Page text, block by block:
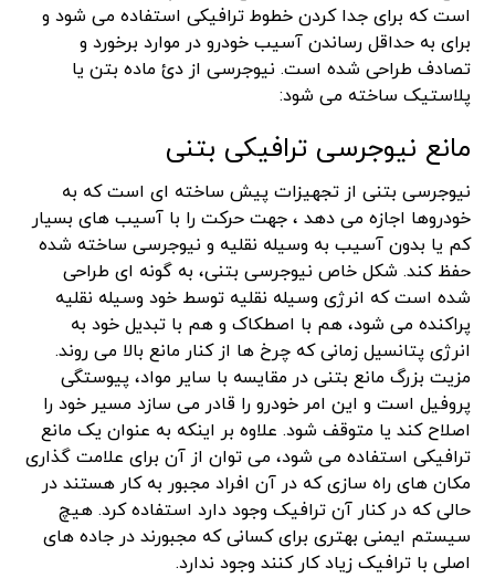
است که برای جدا کردن خطوط ترافیکی استفاده می شود و
برای به حداقل رساندن آسیب خودرو در موارد برخورد و
تصادف طراحی شده است. نیوجرسی از دئ ماده بتن یا
پلاستیک ساخته می شود:
مانع نیوجرسی ترافیکی بتنی
نیوجرسی بتنی از تجهیزات پیش ساخته ای است که به
خودروها اجازه می دهد ، جهت حرکت را با آسیب های بسیار
کم یا بدون آسیب به وسیله نقلیه و نیوجرسی ساخته شده
حفظ کند. شکل خاص نیوجرسی بتنی، به گونه ای طراحی
شده است که انرژی وسیله نقلیه توسط خود وسیله نقلیه
پراکنده می شود، هم با اصطکاک و هم با تبدیل خود به
انرژی پتانسیل زمانی که چرخ ها از کنار مانع بالا می روند.
مزیت بزرگ مانع بتنی در مقایسه با سایر مواد، پیوستگی
پروفیل است و این امر خودرو را قادر می سازد مسیر خود را
اصلاح کند یا متوقف شود. علاوه بر اینکه به عنوان یک مانع
ترافیکی استفاده می شود، می توان از آن برای علامت گذاری
مکان های راه سازی که در آن افراد مجبور به کار هستند در
حالی که در کنار آن ترافیک وجود دارد استفاده کرد. هیچ
سیستم ایمنی بهتری برای کسانی که مجبورند در جاده های
اصلی با ترافیک زیاد کار کنند وجود ندارد.